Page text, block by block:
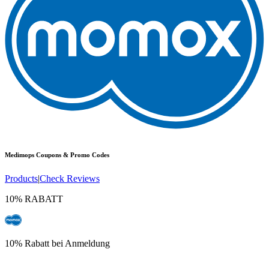
Medimops Coupons & Promo Codes
Products|Check Reviews
10% RABATT
10% Rabatt bei Anmeldung